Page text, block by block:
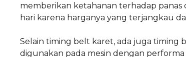
memberikan ketahanan terhadap panas
hari karena harganya yang terjangkau
Selain timing belt karet, ada juga timing
digunakan pada mesin dengan